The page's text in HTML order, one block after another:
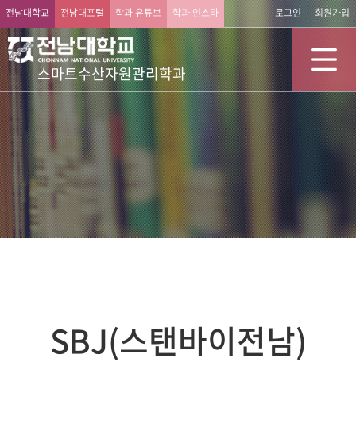
전남대학교 전남대포털 학과 유튜브 학과 인스타 로그인 회원가입
스마트수산자원관리학과
SBJ(스탠바이전남)